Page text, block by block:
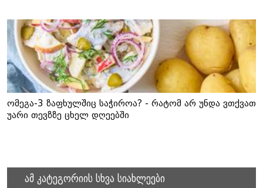
ომეგა-3 ზაფხულშიც საჭიროა? - რატომ არ უნდა ვთქვათ
უარი თევზზე ცხელ დღეებში
ამ კატეგორიის სხვა სიახლეები